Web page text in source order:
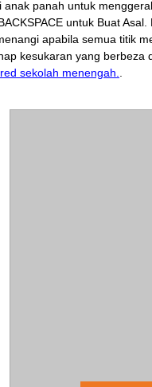
anak panah untuk
untuk Buat
apabila semua titik
kesukaran yang berbeza
sekolah menengah.